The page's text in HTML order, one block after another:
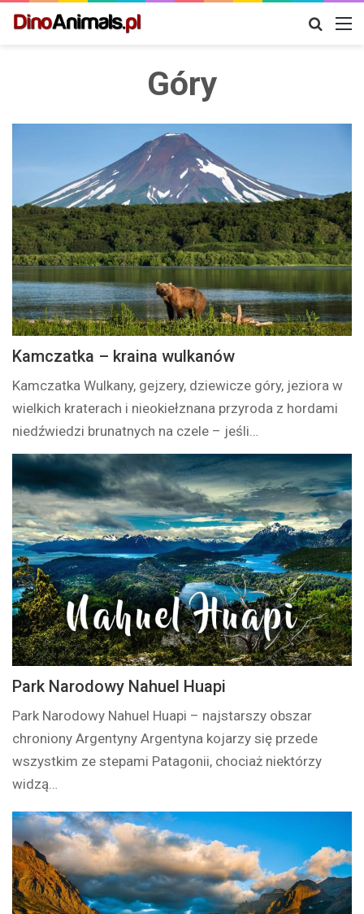
Szukaj
Góry
Kamczatka – kraina wulkanów
Kamczatka Wulkany, gejzery, dziewicze góry, jeziora w
wielkich kraterach i nieokiełznana przyroda z hordami
niedźwiedzi brunatnych na czele – jeśli…
Park Narodowy Nahuel Huapi
Park Narodowy Nahuel Huapi – najstarszy obszar
chroniony Argentyny Argentyna kojarzy się przede
wszystkim ze stepami Patagonii, chociaż niektórzy
widzą…